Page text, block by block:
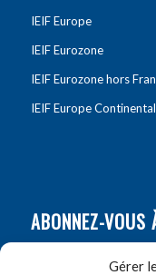
Gérer
IEIF Europe
IEIF Eurozone
IEIF Eurozone hors
IEIF Europe
ABONNEZ-VOUS